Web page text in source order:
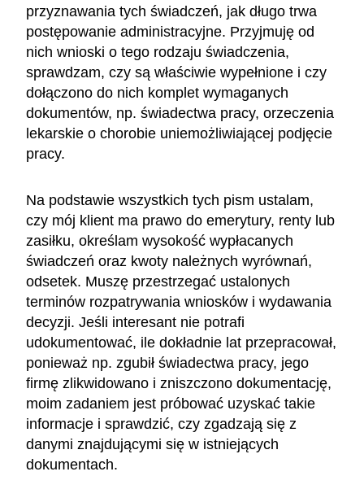
przyznawania tych świadczeń, jak długo trwa
postępowanie administracyjne. Przyjmuję od
nich wnioski o tego rodzaju świadczenia,
sprawdzam, czy są właściwie wypełnione i czy
dołączono do nich komplet wymaganych
dokumentów, np. świadectwa pracy, orzeczenia
lekarskie o chorobie uniemożliwiającej podjęcie
pracy.
Na podstawie wszystkich tych pism ustalam,
czy mój klient ma prawo do emerytury, renty lub
zasiłku, określam wysokość wypłacanych
świadczeń oraz kwoty należnych wyrównań,
odsetek. Muszę przestrzegać ustalonych
terminów rozpatrywania wniosków i wydawania
decyzji. Jeśli interesant nie potrafi
udokumentować, ile dokładnie lat przepracował,
ponieważ np. zgubił świadectwa pracy, jego
firmę zlikwidowano i zniszczono dokumentację,
moim zadaniem jest próbować uzyskać takie
informacje i sprawdzić, czy zgadzają się z
danymi znajdującymi się w istniejących
dokumentach.